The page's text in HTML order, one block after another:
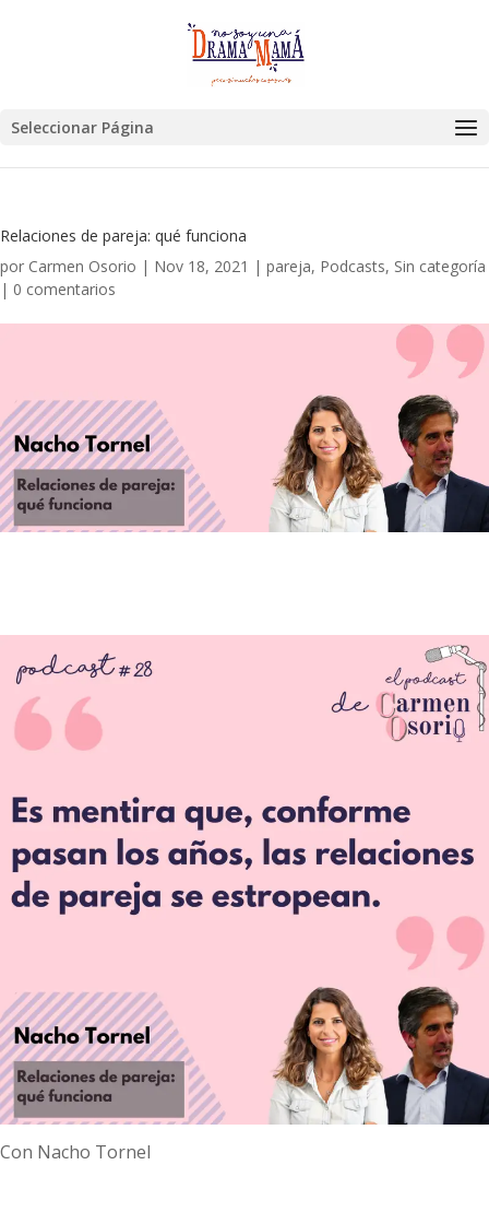
Seleccionar Página
Relaciones de pareja: qué funciona
por Carmen Osorio | Nov 18, 2021 | pareja, Podcasts, Sin categoría
| 0 comentarios
Con Nacho Tornel